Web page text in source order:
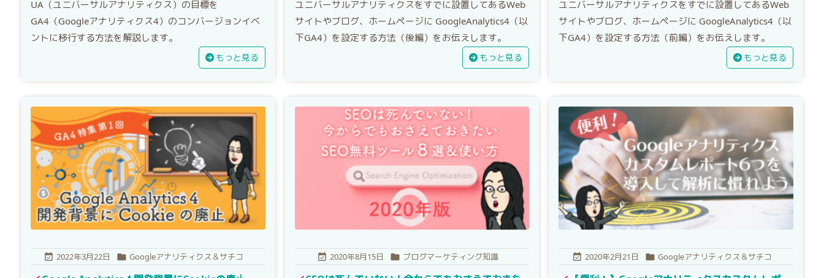
UA（ユニバーサルアナリティクス）の目標を
GA4（Googleアナリティクス4）のコンバージョンイベ
ントに移行する方法を解説します。
もっと見る
ユニバーサルアナリティクスをすでに設置してあるWeb
サイトやブログ、ホームページに GoogleAnalytics4（以
下GA4）を設定する方法（後編）をお伝えします。
もっと見る
ユニバーサルアナリティクスをすでに設置してあるWeb
サイトやブログ、ホームページに GoogleAnalytics4（以
下GA4）を設定する方法（前編）をお伝えします。
もっと見る
 2022年3月22日  Googleアナリティクス＆サチコ  2020年8月15日  ブログマーケティング知識  2020年2月21日  Googleアナリティクス＆サチコ